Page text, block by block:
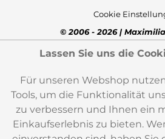
Cookie
© 2006 - 2026 |
Lassen Sie uns die
Für unseren Webshop
Tools, um die Funktionalität
zu verbessern und Ihnen ein
Einkaufserlebnis zu bieten.